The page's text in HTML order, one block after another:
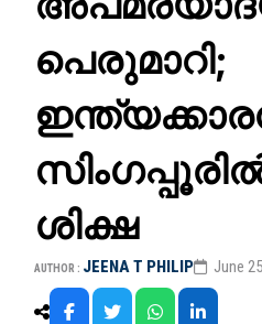
പെരുമാറി;
ശിക്ഷ
AUTHOR : JEENA T PHILIP June